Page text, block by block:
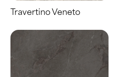
Travertino Veneto